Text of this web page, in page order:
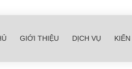
GIỚI THIỆU DỊCH VỤ